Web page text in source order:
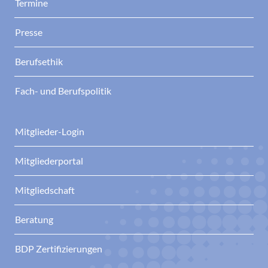
Termine
Presse
Berufsethik
Fach- und Berufspolitik
Mitglieder-Login
Mitgliederportal
Mitgliedschaft
Beratung
BDP Zertifizierungen